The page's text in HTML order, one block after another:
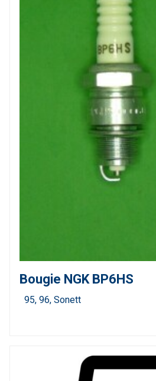
Bougie NGK BP6HS
95 96 Sonett